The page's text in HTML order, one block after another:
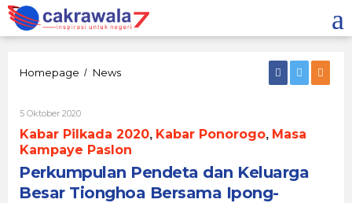
Lewati
ke
konten
Homepage / NewsPerkumpulan
Besar
Tionghoa
Bersama
Ipong-
Bambang
5 Oktober 2020Oleh
7
Kabar Pilkada 2020, Kabar Ponorogo, Masa
Kampaye Paslon
Perkumpulan Pendeta dan Keluarga
Besar Tionghoa Bersama Ipong-